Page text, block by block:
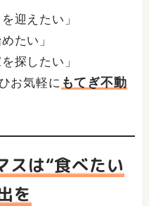
迎えたい」
たい」
探したい」
お気軽に もてぎ不動
は“食べたい
を